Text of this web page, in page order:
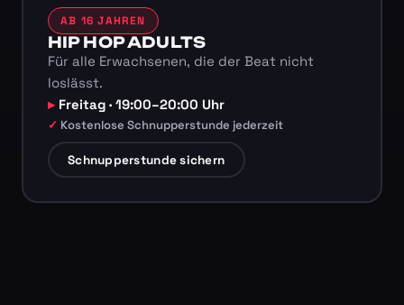
AB 16 JAHREN
HIP HOP ADULTS
Für alle Erwachsenen, die der Beat nicht
loslässt.
Freitag · 19:00–20:00 Uhr
Kostenlose Schnupperstunde jederzeit
Schnupperstunde sichern